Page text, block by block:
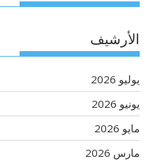
الأرشيف
يوليو 2026
يونيو 2026
مايو 2026
مارس 2026